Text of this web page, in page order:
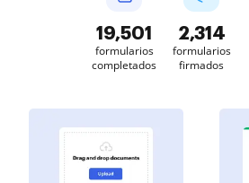
19,502
formularios
completados
2,314
formularios
firmados